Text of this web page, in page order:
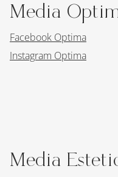
Media
Media
Facebook Optima
Instagram Optima